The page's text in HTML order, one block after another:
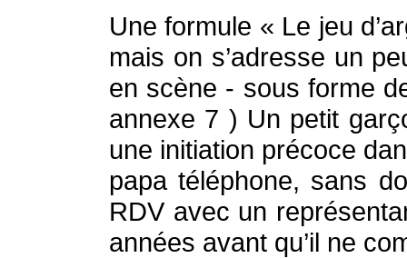
Une formule « Le jeu
mais on s’adresse un
en scène - sous forme
annexe 7 ) Un petit
une initiation précoce
papa téléphone, sans
RDV avec un
années avant qu’il ne